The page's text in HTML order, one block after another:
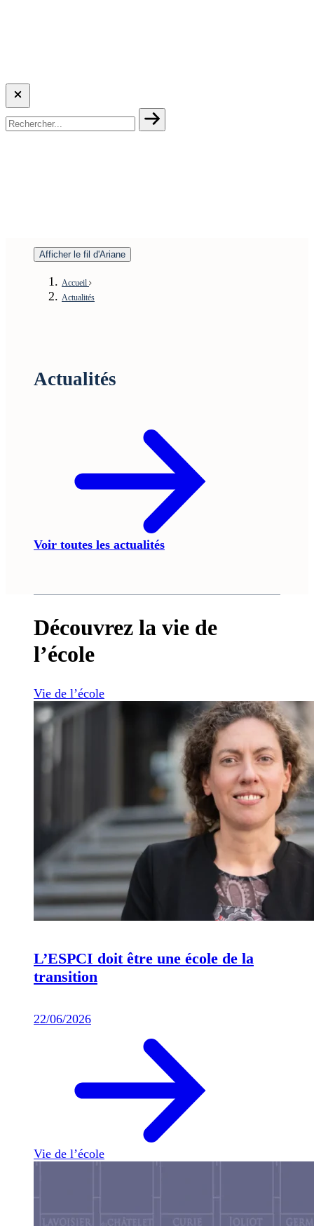
Afficher le fil d'Ariane
Accueil
Actualités
Actualités
Voir toutes les actualités
Découvrez la vie de
l’école
Vie de l’école
L’ESPCI doit être une école de la
transition
22/06/2026
Vie de l’école